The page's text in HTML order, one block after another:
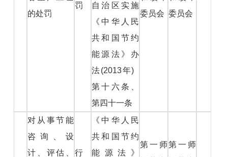
的处罚
罚
自治区实施
《中华人民
共和国节约
能源法》办
法(2013年)
第十六条、
第四十一条
委员会 委员会
对从事节能
咨询、设
计、评估、
行
《中华人民
共和国节约
能源法》
第一师第一师